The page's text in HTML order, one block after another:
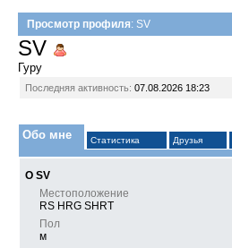
Просмотр профиля: SV
SV
Гуру
Последняя активность: 07.08.2026 18:23
Обо мне Статистика Друзья
О SV
Местоположение
RS HRG SHRT
Пол
м